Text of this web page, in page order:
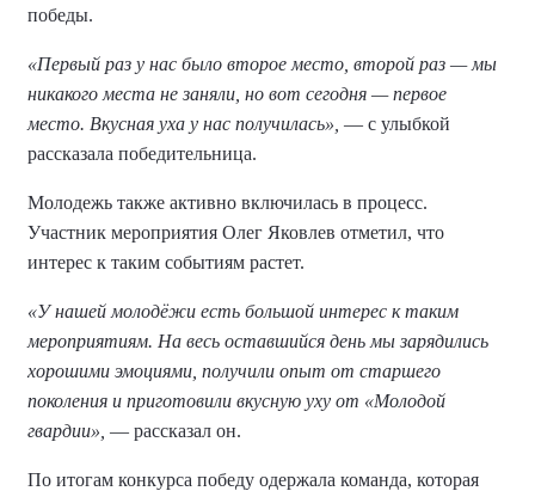
победы.
«Первый раз у нас было второе место, второй раз — мы
никакого места не заняли, но вот сегодня — первое
место. Вкусная уха у нас получилась», — с улыбкой
рассказала победительница.
Молодежь также активно включилась в процесс.
Участник мероприятия Олег Яковлев отметил, что
интерес к таким событиям растет.
«У нашей молодёжи есть большой интерес к таким
мероприятиям. На весь оставшийся день мы зарядились
хорошими эмоциями, получили опыт от старшего
поколения и приготовили вкусную уху от «Молодой
гвардии», — рассказал он.
По итогам конкурса победу одержала команда, которая